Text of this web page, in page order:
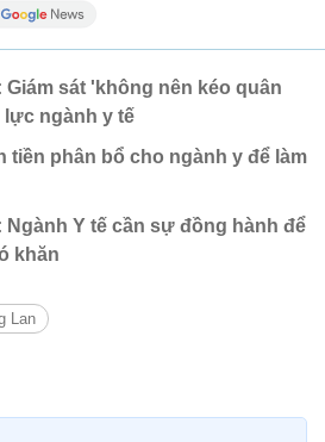
sát 'không nên kéo quân
lực ngành y tế
tiền phân bổ cho ngành y để làm
Y tế cần sự đồng hành để
khăn
Lan